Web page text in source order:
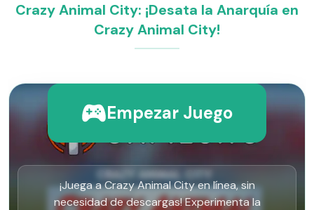
Crazy Animal City: ¡Desata la Anarquía en
Crazy Animal City!
Empezar Juego
¡Juega a Crazy Animal City en línea, sin
necesidad de descargas! Experimenta la